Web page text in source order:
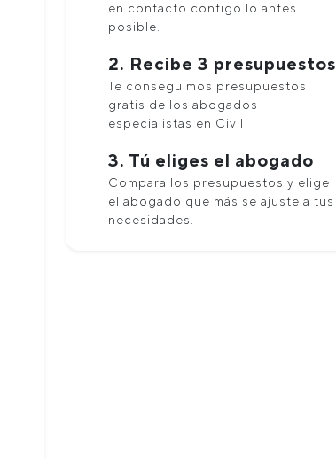
en contacto contigo lo antes
posible.
2. Recibe 3 presupuestos
Te conseguimos presupuestos
gratis de los abogados
especialistas en Civil
3. Tú eliges el abogado
Compara los presupuestos y elige
el abogado que más se ajuste a tus
necesidades.